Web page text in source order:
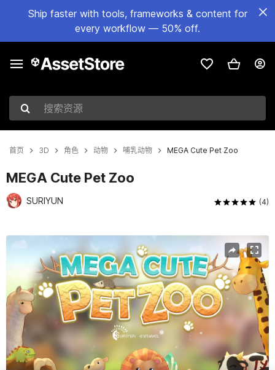
Ship faster with tools, frameworks & content for
every workflow — 50% off.
搜索资源
首页 3D 角色 动物 哺乳动物 MEGA Cute Pet Zoo
MEGA Cute Pet Zoo
SURIYUN (4)
当前幻灯片：1 / 12